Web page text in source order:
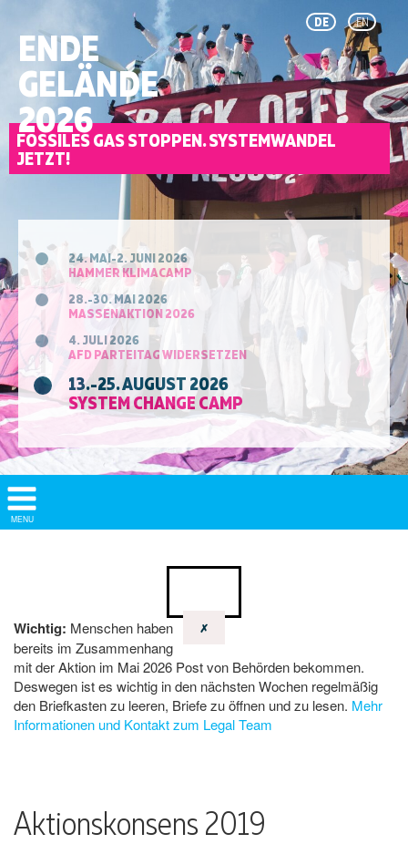
DE EN
ENDE
GELÄNDE
2026
FOSSILES GAS STOPPEN. SYSTEMWANDEL
JETZT!
24. MAI-2. JUNI 2026
HAMMER KLIMACAMP
28.-30. MAI 2026
MASSENAKTION 2026
4. JULI 2026
AFD PARTEITAG WIDERSETZEN
13.-25. AUGUST 2026
SYSTEM CHANGE CAMP
Show/
Hide
MENU
Aktionskonsens 2019
✗
Wichtig: Menschen haben
bereits im Zusammenhang
mit der Aktion im Mai 2026 Post von Behörden bekommen.
Deswegen ist es wichtig in den nächsten Wochen regelmäßig
den Briefkasten zu leeren, Briefe zu öffnen und zu lesen. Mehr
Informationen und Kontakt zum Legal Team